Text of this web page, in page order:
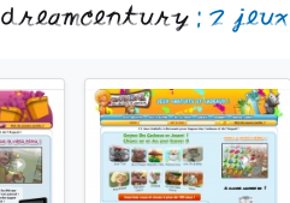
dreamcentury : 2 jeux